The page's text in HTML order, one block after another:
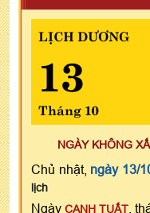
LỊCH DƯƠNG
13
Tháng 10
NGÀY KHÔNG
Chủ nhật, ngày 13/
lịch
Ngày CANH TUẤT ,